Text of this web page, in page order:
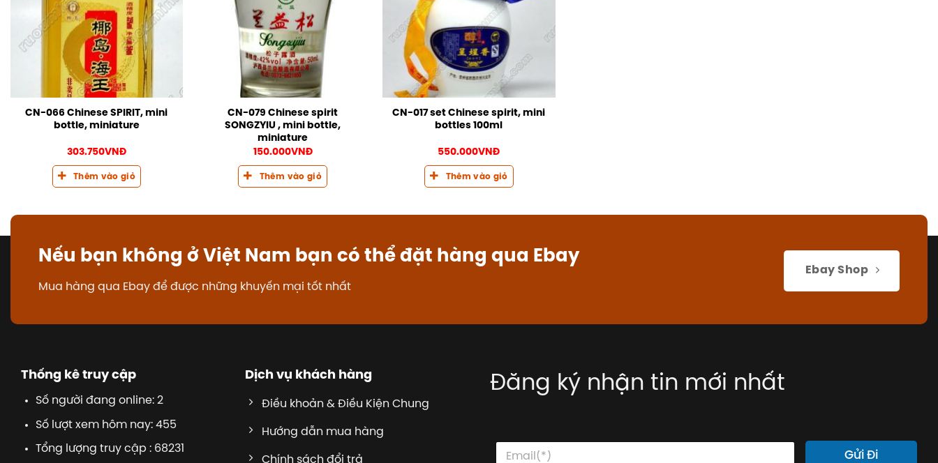
CN-066 Chinese SPIRIT, mini
bottle, miniature
303.750VNĐ
Thêm vào giỏ
CN-079 Chinese spirit
SONGZYIU , mini bottle,
miniature
150.000VNĐ
Thêm vào giỏ
CN-017 set Chinese spirit, mini
bottles 100ml
550.000VNĐ
Thêm vào giỏ
Nếu bạn không ở Việt Nam bạn có thể đặt hàng qua Ebay
Mua hàng qua Ebay để được những khuyến mại tốt nhất
Ebay Shop
Thống kê truy cập
Số người đang online: 2
Số lượt xem hôm nay: 455
Tổng lượng truy cập : 68231
Dịch vụ khách hàng
Điều khoản & Điều Kiện Chung
Hướng dẫn mua hàng
Chính sách đổi trả
Đăng ký nhận tin mới nhất
E
Gửi Đi